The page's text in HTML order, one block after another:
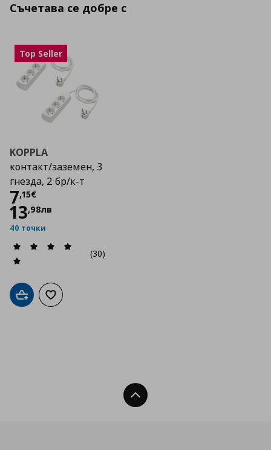
Съчетава се добре с
Top Seller
KOPPLA
контакт/заземен, 3
гнезда, 2 бр/к-т
7,15€
Цена
13,98лв
40 точки
(30)
Добави в кошницата
Добави към списъка с любими
Нагоре